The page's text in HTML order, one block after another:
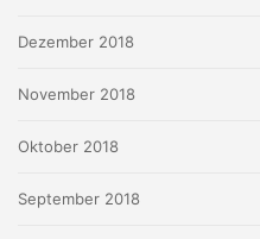
Dezember 2018
November 2018
Oktober 2018
September 2018